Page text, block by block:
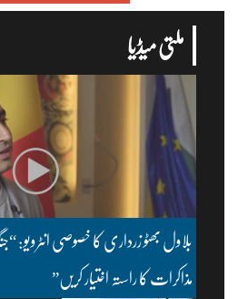
ملتی میڈیا
بلاول بھٹو زرداری کا خصوصی انٹرویو:
مذاکرات کا راستہ اختیار کریں”